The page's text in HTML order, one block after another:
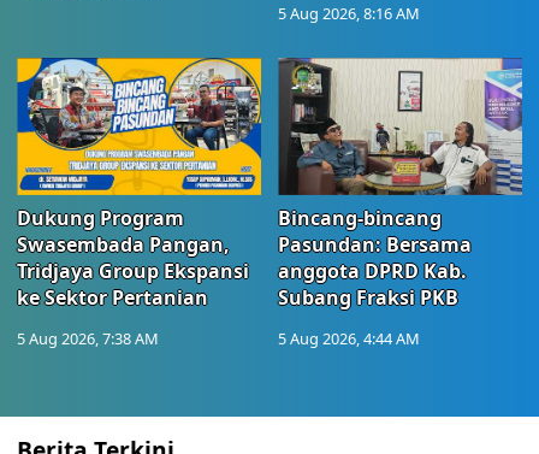
5 Aug 2026, 8:16 AM
Dukung Program
Swasembada Pangan,
Tridjaya Group Ekspansi
ke Sektor Pertanian
5 Aug 2026, 7:38 AM
Bincang-bincang
Pasundan: Bersama
anggota DPRD Kab.
Subang Fraksi PKB
5 Aug 2026, 4:44 AM